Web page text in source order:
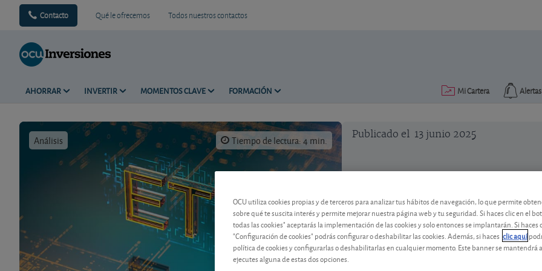
Contacto Qué le ofrecemos Todos nuestros contactos
AHORRAR INVERTIR MOMENTOS CLAVE FORMACIÓN Alertas
Mi Cartera
Análisis Tiempo de lectura: 4 min. Publicado el 13 junio 2025
Guía para invertir en ETF (y
A la hora de comprar y vender ETF es
operar.Mientras que en los mejores ni
tradicionales la factura de media
OCU utiliza cookies propias y de terceros para analizar tus hábitos de navegación, lo que permite
sobre qué te suscita interés y permite mejorar nuestra página web y tu seguridad. Si haces clic en el
todas las cookies" aceptarás la implementación de las cookies y solo entonces se implantarán. Si haces
"Configuración de cookies" podrás configurar o deshabilitar las cookies. Además, si haces clic aquí
política de cookies y configurarlas o deshabilitarlas en cualquier momento. Este banner se mantendrá
ejecutes alguna de estas dos opciones.